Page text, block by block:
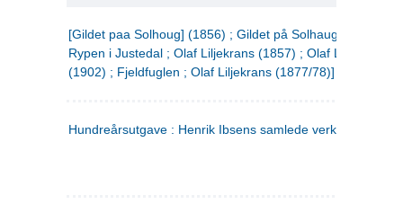
[Gildet paa Solhoug] (1856) ; Gildet på Solhaug (1883) ;
Rypen i Justedal ; Olaf Liljekrans (1857) ; Olaf Liljekrans
(1902) ; Fjeldfuglen ; Olaf Liljekrans (1877/78)]
Hundreårsutgave : Henrik Ibsens samlede verker. 3